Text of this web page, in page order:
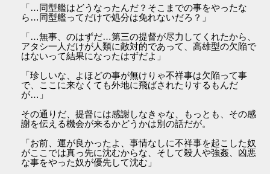
「…同型艦はどうなったんだ？そこまでの事をやったな
ら…同型艦ってだけで処分は免れないだろ？」
「…無事、のはずだ…第三の提督が尽力してくれたから、
アタシ一人だけが人類に敵対的であって、高雄型の欠陥で
はないって結果になったはずだよ」
「珍しいな、よほどの事が無けりゃ不祥事は欠陥って事
で、ここに来なくても外地に飛ばされたりするもんだ
が…」
その通りだ、提督には感謝しなきゃな、もっとも、その感
謝を伝える機会が来るかどうかは別の話だが。
「お前、運が良かったよ、事情なしに不祥事を起こした奴
がここでは真っ先に沈むからな、そして殺人や強姦、凶悪
な事をやった奴が優先して沈む」